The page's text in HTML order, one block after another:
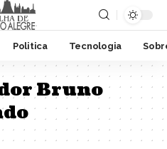
Politica Tecnologia
Bruno